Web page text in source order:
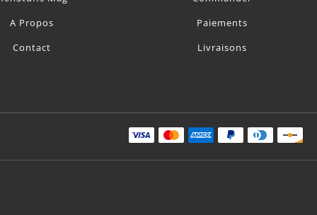
A Propos
Contact
Paiements
Livraisons